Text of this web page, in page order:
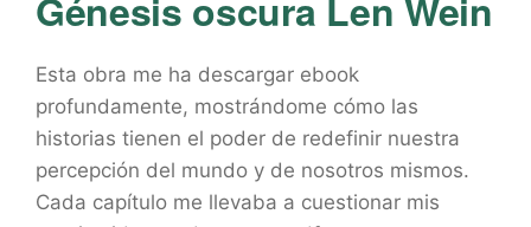
Esta obra me ha descargar ebook
profundamente, mostrándome cómo las
historias tienen el poder de redefinir nuestra
percepción del mundo y de nosotros mismos.
Cada capítulo me llevaba a cuestionar mis